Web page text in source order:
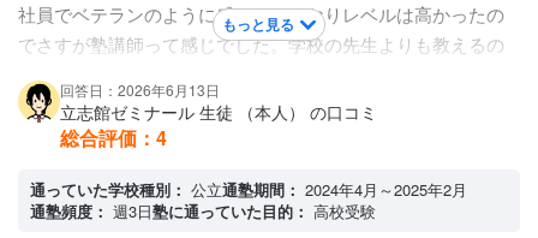
社員でベテランのように感じた。かなりレベルは高かったの
でさすが塾講師って感じでした。学校の先生よりも教えるの
感じました。私でもほんとうに凄いと思いました、親もそう
言っていたので間違いないと思います
社員でベテランがやるカリキュラムだと感じました。かなり
レベルは高かったのでさすが塾講師って感じでした。学校の
もっと見る
回答日：2026年6月13日
立志館ゼミナール 生徒 （本人） の口コミ
総合評価： 4
通っていた学校種別： 公立通塾期間： 2024年4月～2025年2月
通塾頻度： 週3日塾に通っていた目的： 高校受験